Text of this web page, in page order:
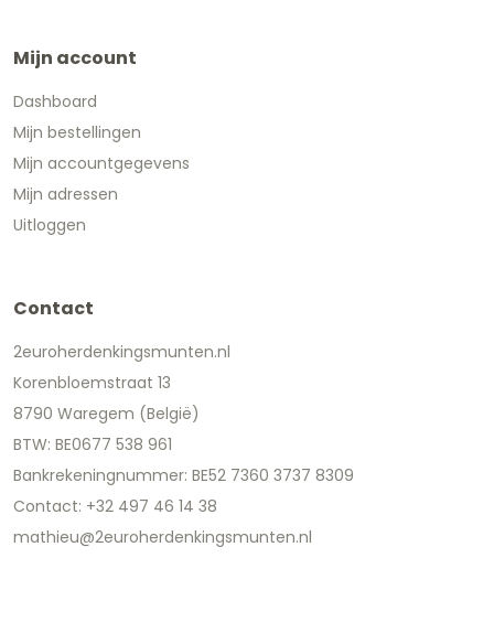
Mijn account
Dashboard
Mijn bestellingen
Mijn accountgegevens
Mijn adressen
Uitloggen
Contact
2euroherdenkingsmunten.nl
Korenbloemstraat 13
8790 Waregem (België)
BTW: BE0677 538 961
Bankrekeningnummer: BE52 7360 3737 8309
Contact: +32 497 46 14 38
mathieu@2euroherdenkingsmunten.nl